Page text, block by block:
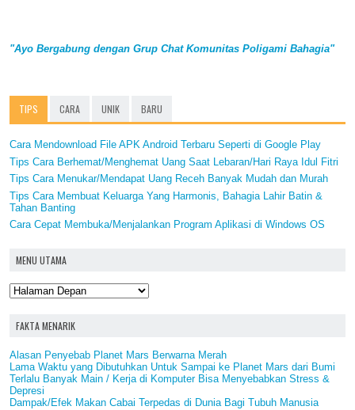
"Ayo Bergabung dengan Grup Chat Komunitas Poligami Bahagia"
TIPS CARA UNIK BARU
Cara Mendownload File APK Android Terbaru Seperti di Google Play
Tips Cara Berhemat/Menghemat Uang Saat Lebaran/Hari Raya Idul Fitri
Tips Cara Menukar/Mendapat Uang Receh Banyak Mudah dan Murah
Tips Cara Membuat Keluarga Yang Harmonis, Bahagia Lahir Batin &
Tahan Banting
Cara Cepat Membuka/Menjalankan Program Aplikasi di Windows OS
MENU UTAMA
FAKTA MENARIK
Alasan Penyebab Planet Mars Berwarna Merah
Lama Waktu yang Dibutuhkan Untuk Sampai ke Planet Mars dari Bumi
Terlalu Banyak Main / Kerja di Komputer Bisa Menyebabkan Stress &
Depresi
Dampak/Efek Makan Cabai Terpedas di Dunia Bagi Tubuh Manusia